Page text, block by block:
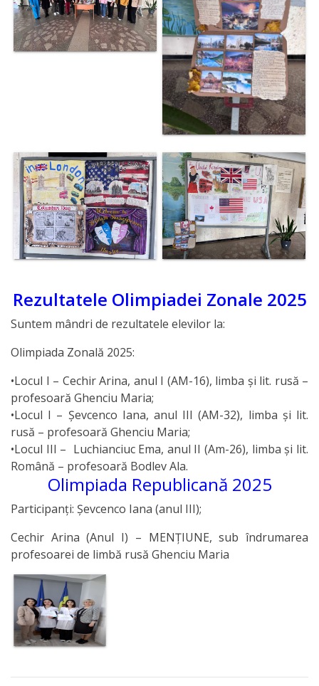
Rezultatele Olimpiadei Zonale 2025
Suntem mândri de rezultatele elevilor la:
Olimpiada Zonală 2025:
•Locul I – Cechir Arina, anul I (AM-16), limba și lit. rusă –
profesoară Ghenciu Maria;
•Locul I – Șevcenco Iana, anul III (AM-32), limba și lit.
rusă – profesoară Ghenciu Maria;
•Locul III – Luchianciuc Ema, anul II (Am-26), limba și lit.
Română – profesoară Bodlev Ala.
Olimpiada Republicană 2025
Participanți: Șevcenco Iana (anul III);
Cechir Arina (Anul I) – MENȚIUNE, sub îndrumarea
profesoarei de limbă rusă Ghenciu Maria